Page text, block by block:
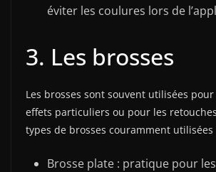
éviter les coulures lors de
3. Les brosses
Les brosses sont souvent utilisées
effets particuliers ou pour les
types de brosses couramment utilisées
Brosse plate : pratique pour